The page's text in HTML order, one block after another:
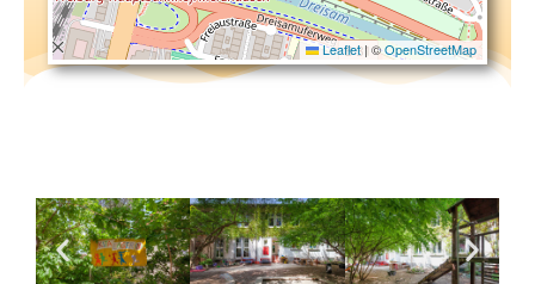
Leaflet |©OpenStreetMap